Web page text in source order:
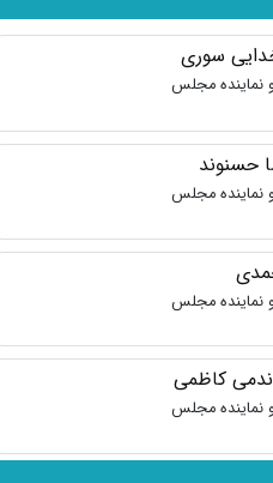
سوری
نماینده مجلس
حسنوند
نماینده مجلس
نماینده مجلس
کاظمی
نماینده مجلس